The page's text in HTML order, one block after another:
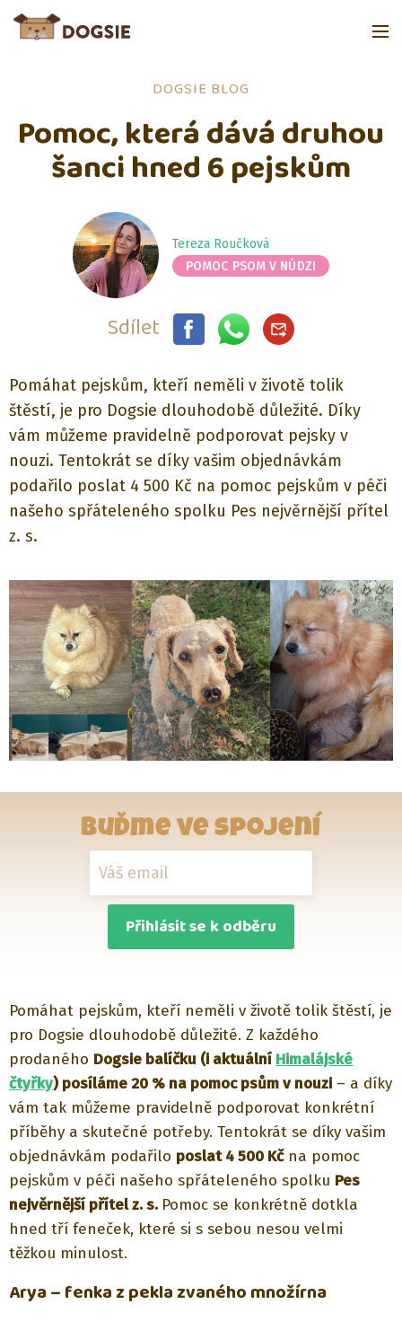
DOGSIE BLOG
Pomoc, která dává druhou
šanci hned 6 pejskům
Tereza Roučková
POMOC PSOM V NÚDZI
Sdílet
Pomáhat pejskům, kteří neměli v životě tolik
štěstí, je pro Dogsie dlouhodobě důležité. Díky
vám můžeme pravidelně podporovat pejsky v
nouzi. Tentokrát se díky vašim objednávkám
podařilo poslat 4 500 Kč na pomoc pejskům v péči
našeho spřáteleného spolku Pes nejvěrnější přítel
z. s.
Buďme ve spojení
Přihlásit se k odběru
Pomáhat pejskům, kteří neměli v životě tolik štěstí, je
pro Dogsie dlouhodobě důležité. Z každého
prodaného Dogsie balíčku (i aktuální Himalájské
čtyřky) posíláme 20 % na pomoc psům v nouzi – a díky
vám tak můžeme pravidelně podporovat konkrétní
příběhy a skutečné potřeby. Tentokrát se díky vašim
objednávkám podařilo poslat 4 500 Kčna pomoc
pejskům v péči našeho spřáteleného spolku Pes
nejvěrnější přítel z. s. Pomoc se konkrétně dotkla
hned tří feneček, které si s sebou nesou velmi
těžkou minulost.
Arya – fenka z pekla zvaného množírna